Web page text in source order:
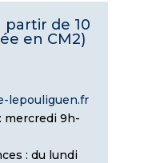
partir de 10
en CM2)
lepouliguen.fr
mercredi 9h-
: du lundi